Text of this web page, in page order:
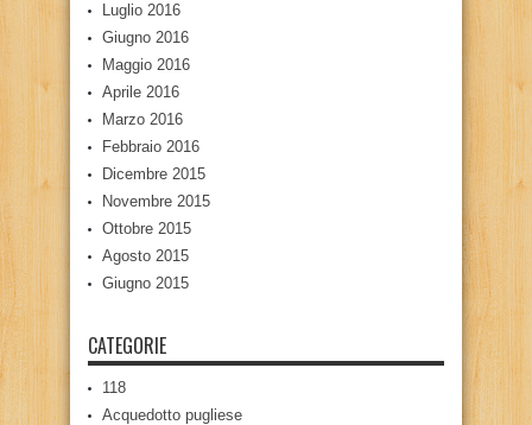
Luglio 2016
Giugno 2016
Maggio 2016
Aprile 2016
Marzo 2016
Febbraio 2016
Dicembre 2015
Novembre 2015
Ottobre 2015
Agosto 2015
Giugno 2015
CATEGORIE
118
Acquedotto pugliese